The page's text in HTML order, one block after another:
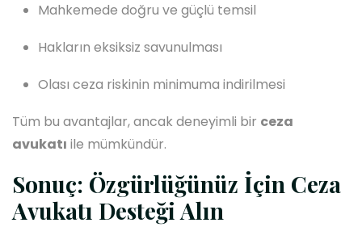
Mahkemede doğru ve güçlü temsil
Hakların eksiksiz savunulması
Olası ceza riskinin minimuma indirilmesi
Tüm bu avantajlar, ancak deneyimli bir ceza
avukatı ile mümkündür.
Sonuç: Özgürlüğünüz İçin Ceza
Avukatı Desteği Alın